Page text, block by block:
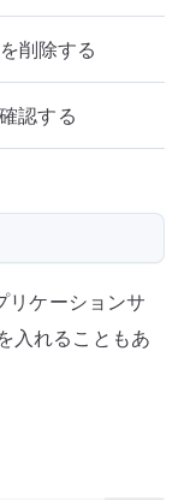
削除する
認する
リケーションサ
入れることもあ